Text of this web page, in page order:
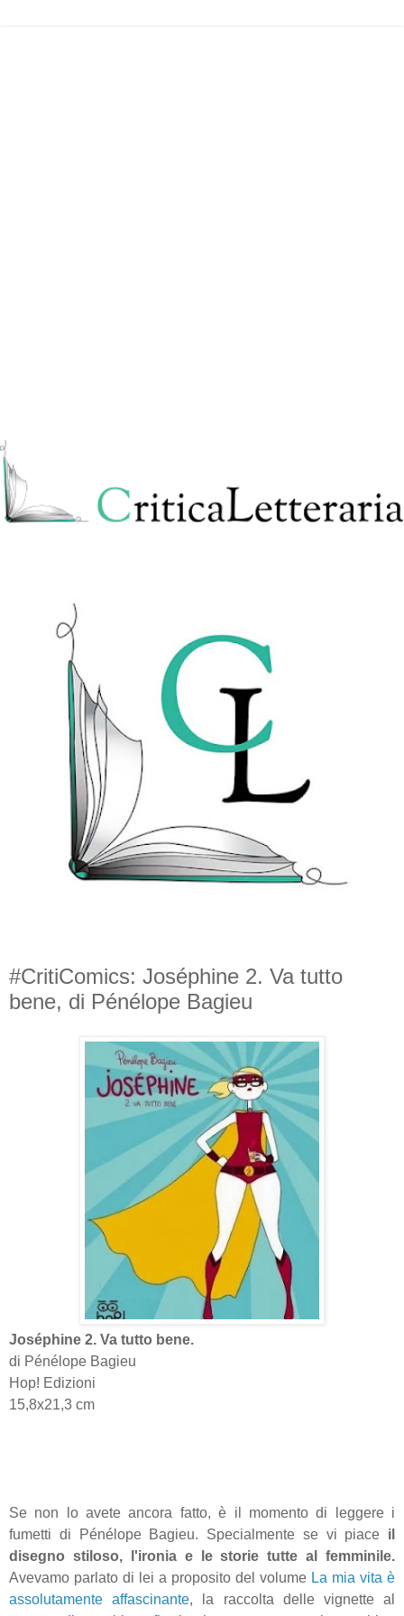
#CritiComics: Joséphine 2. Va tutto
bene, di Pénélope Bagieu
Joséphine 2. Va tutto bene.
di Pénélope Bagieu
Hop! Edizioni
15,8x21,3 cm
Se non lo avete ancora fatto, è il momento di leggere i
fumetti di Pénélope Bagieu. Specialmente se vi piace il
disegno stiloso, l'ironia e le storie tutte al femminile.
Avevamo parlato di lei a proposito del volume La mia vita è
assolutamente affascinante, la raccolta delle vignette al